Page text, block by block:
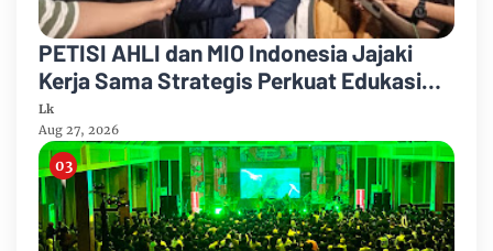
PETISI AHLI dan MIO Indonesia Jajaki
Kerja Sama Strategis Perkuat Edukasi
Hukum bagi Masyarakat
Lk
Aug 27, 2026